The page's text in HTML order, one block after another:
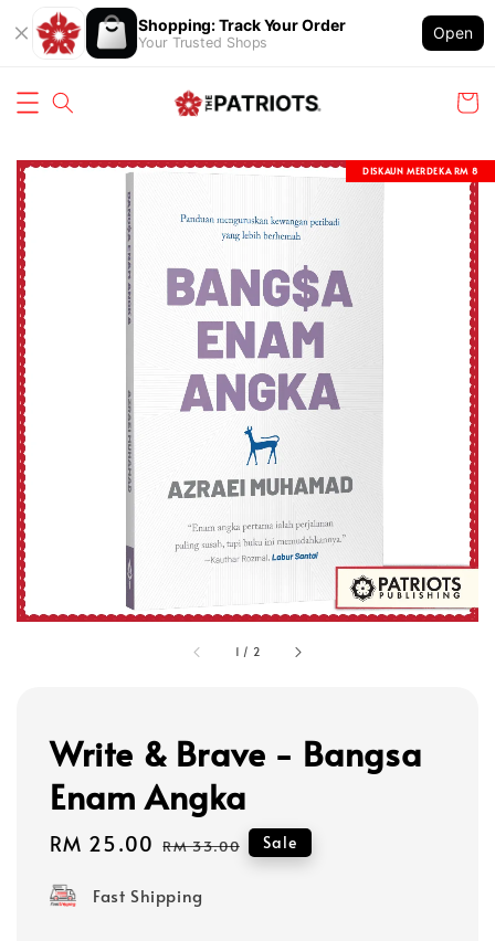
Shopping: Track Your Order
Your Trusted Shops
Open
1 / 2
DISKAUN MERDEKA RM 8
Write & Brave - Bangsa
Enam Angka
Sale
RM 25.00 Regular
RM 33.00 Sale
Fast Shipping